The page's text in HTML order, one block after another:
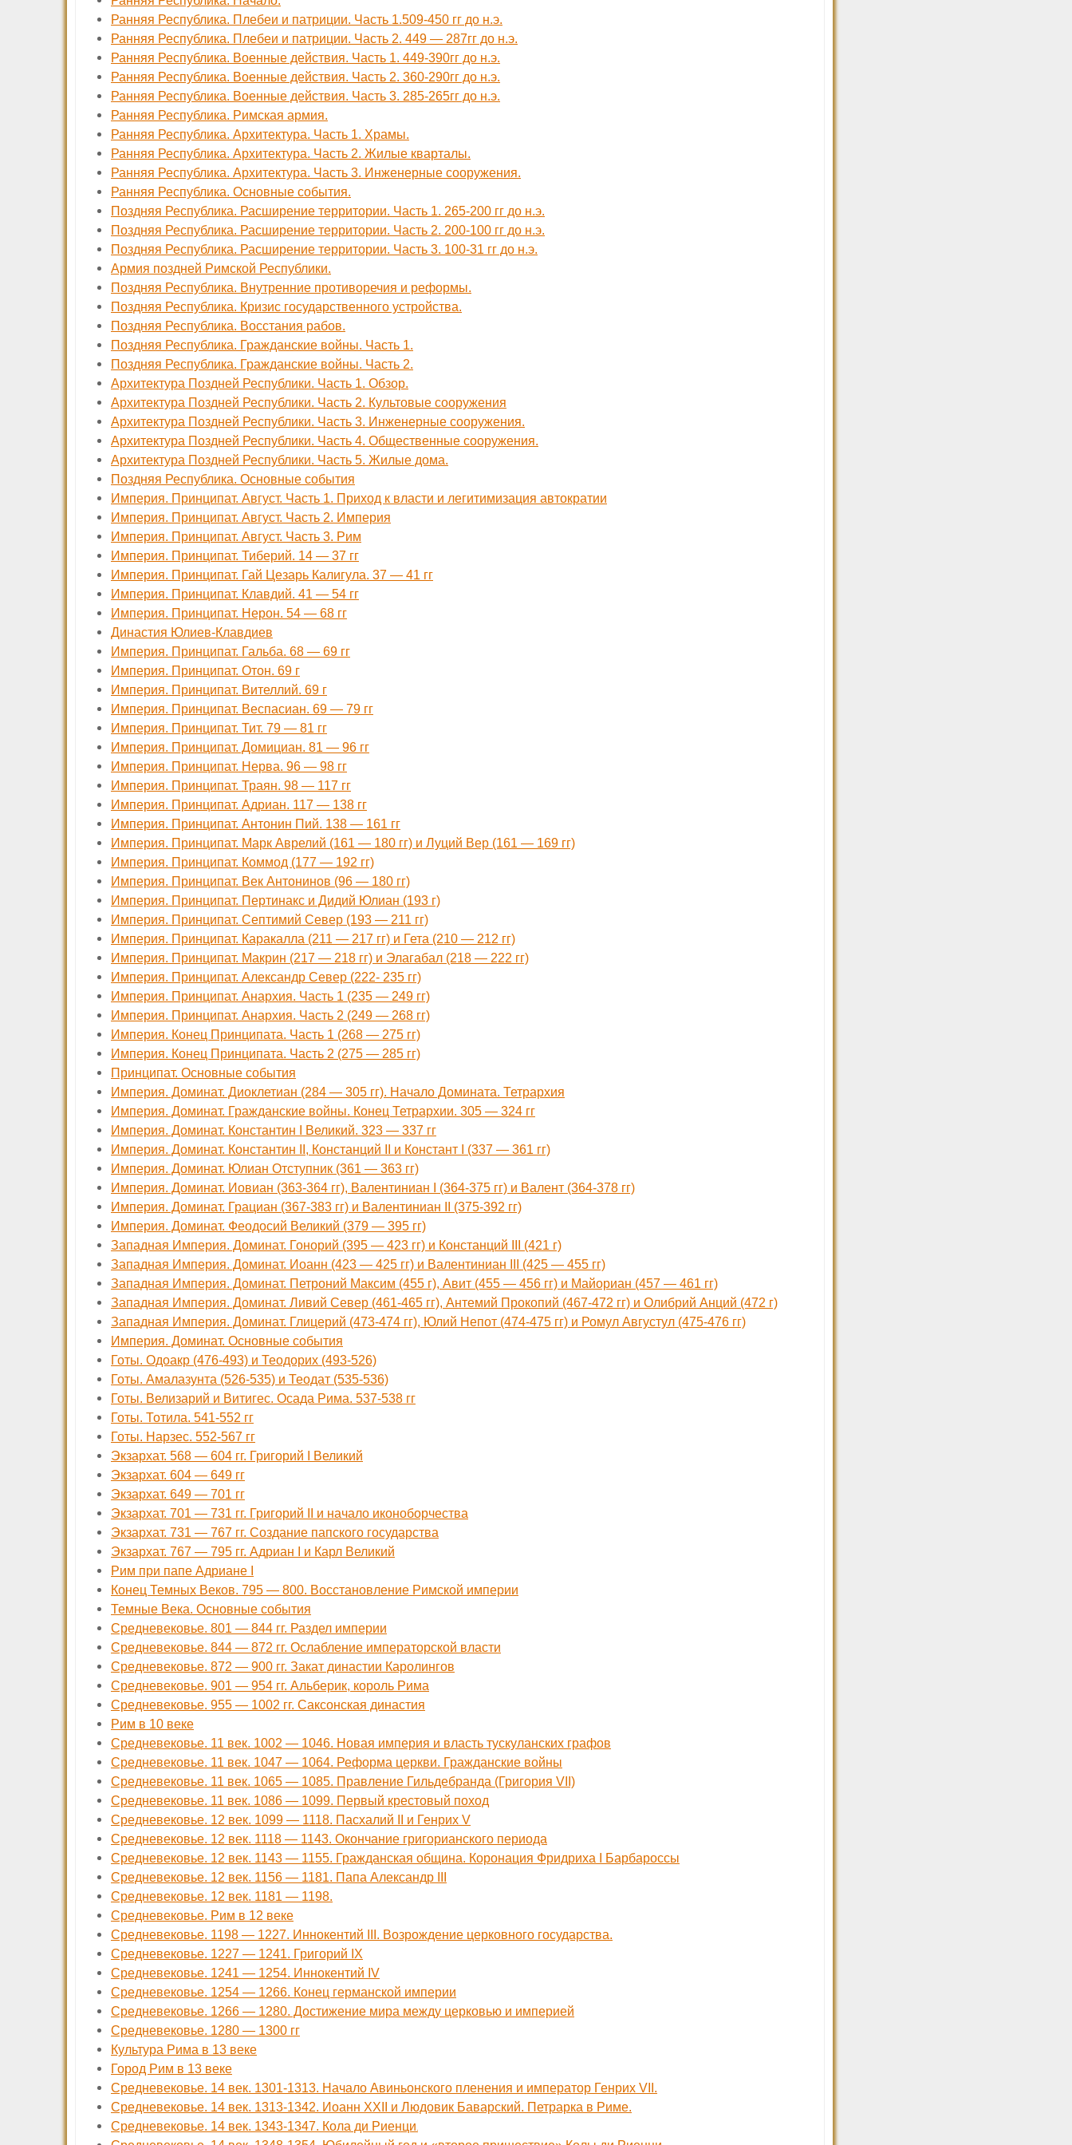
Ранняя Республика. Плебеи и патриции. Часть 1.509-450 гг до н.э.
Ранняя Республика. Плебеи и патриции. Часть 2. 449 — 287гг до н.э.
Ранняя Республика. Военные действия. Часть 1. 449-390гг до н.э.
Ранняя Республика. Военные действия. Часть 2. 360-290гг до н.э.
Ранняя Республика. Военные действия. Часть 3. 285-265гг до н.э.
Ранняя Республика. Римская армия.
Ранняя Республика. Архитектура. Часть 1. Храмы.
Ранняя Республика. Архитектура. Часть 2. Жилые кварталы.
Ранняя Республика. Архитектура. Часть 3. Инженерные сооружения.
Ранняя Республика. Основные события.
Поздняя Республика. Расширение территории. Часть 1. 265-200 гг до н.э.
Поздняя Республика. Расширение территории. Часть 2. 200-100 гг до н.э.
Поздняя Республика. Расширение территории. Часть 3. 100-31 гг до н.э.
Армия поздней Римской Республики.
Поздняя Республика. Внутренние противоречия и реформы.
Поздняя Республика. Кризис государственного устройства.
Поздняя Республика. Восстания рабов.
Поздняя Республика. Гражданские войны. Часть 1.
Поздняя Республика. Гражданские войны. Часть 2.
Архитектура Поздней Республики. Часть 1. Обзор.
Архитектура Поздней Республики. Часть 2. Культовые сооружения
Архитектура Поздней Республики. Часть 3. Инженерные сооружения.
Архитектура Поздней Республики. Часть 4. Общественные сооружения.
Архитектура Поздней Республики. Часть 5. Жилые дома.
Поздняя Республика. Основные события
Империя. Принципат. Август. Часть 1. Приход к власти и легитимизация автократии
Империя. Принципат. Август. Часть 2. Империя
Империя. Принципат. Август. Часть 3. Рим
Империя. Принципат. Тиберий. 14 — 37 гг
Империя. Принципат. Гай Цезарь Калигула. 37 — 41 гг
Империя. Принципат. Клавдий. 41 — 54 гг
Империя. Принципат. Нерон. 54 — 68 гг
Династия Юлиев-Клавдиев
Империя. Принципат. Гальба. 68 — 69 гг
Империя. Принципат. Отон. 69 г
Империя. Принципат. Вителлий. 69 г
Империя. Принципат. Веспасиан. 69 — 79 гг
Империя. Принципат. Тит. 79 — 81 гг
Империя. Принципат. Домициан. 81 — 96 гг
Империя. Принципат. Нерва. 96 — 98 гг
Империя. Принципат. Траян. 98 — 117 гг
Империя. Принципат. Адриан. 117 — 138 гг
Империя. Принципат. Антонин Пий. 138 — 161 гг
Империя. Принципат. Марк Аврелий (161 — 180 гг) и Луций Вер (161 — 169 гг)
Империя. Принципат. Коммод (177 — 192 гг)
Империя. Принципат. Век Антонинов (96 — 180 гг)
Империя. Принципат. Пертинакс и Дидий Юлиан (193 г)
Империя. Принципат. Септимий Север (193 — 211 гг)
Империя. Принципат. Каракалла (211 — 217 гг) и Гета (210 — 212 гг)
Империя. Принципат. Макрин (217 — 218 гг) и Элагабал (218 — 222 гг)
Империя. Принципат. Александр Север (222- 235 гг)
Империя. Принципат. Анархия. Часть 1 (235 — 249 гг)
Империя. Принципат. Анархия. Часть 2 (249 — 268 гг)
Империя. Конец Принципата. Часть 1 (268 — 275 гг)
Империя. Конец Принципата. Часть 2 (275 — 285 гг)
Принципат. Основные события
Империя. Доминат. Диоклетиан (284 — 305 гг). Начало Домината. Тетрархия
Империя. Доминат. Гражданские войны. Конец Тетрархии. 305 — 324 гг
Империя. Доминат. Константин I Великий. 323 — 337 гг
Империя. Доминат. Константин II, Констанций II и Констант I (337 — 361 гг)
Империя. Доминат. Юлиан Отступник (361 — 363 гг)
Империя. Доминат. Иовиан (363-364 гг), Валентиниан I (364-375 гг) и Валент (364-378 гг)
Империя. Доминат. Грациан (367-383 гг) и Валентиниан II (375-392 гг)
Империя. Доминат. Феодосий Великий (379 — 395 гг)
Западная Империя. Доминат. Гонорий (395 — 423 гг) и Констанций III (421 г)
Западная Империя. Доминат. Иоанн (423 — 425 гг) и Валентиниан III (425 — 455 гг)
Западная Империя. Доминат. Петроний Максим (455 г), Авит (455 — 456 гг) и Майориан (457 — 461 гг)
Западная Империя. Доминат. Ливий Север (461-465 гг), Антемий Прокопий (467-472 гг) и Олибрий Анций (472 г)
Западная Империя. Доминат. Глицерий (473-474 гг), Юлий Непот (474-475 гг) и Ромул Августул (475-476 гг)
Империя. Доминат. Основные события
Готы. Одоакр (476-493) и Теодорих (493-526)
Готы. Амалазунта (526-535) и Теодат (535-536)
Готы. Велизарий и Витигес. Осада Рима. 537-538 гг
Готы. Тотила. 541-552 гг
Готы. Нарзес. 552-567 гг
Экзархат. 568 — 604 гг. Григорий I Великий
Экзархат. 604 — 649 гг
Экзархат. 649 — 701 гг
Экзархат. 701 — 731 гг. Григорий II и начало иконоборчества
Экзархат. 731 — 767 гг. Создание папского государства
Экзархат. 767 — 795 гг. Адриан I и Карл Великий
Рим при папе Адриане I
Конец Темных Веков. 795 — 800. Восстановление Римской империи
Темные Века. Основные события
Средневековье. 801 — 844 гг. Раздел империи
Средневековье. 844 — 872 гг. Ослабление императорской власти
Средневековье. 872 — 900 гг. Закат династии Каролингов
Средневековье. 901 — 954 гг. Альберик, король Рима
Средневековье. 955 — 1002 гг. Саксонская династия
Рим в 10 веке
Средневековье. 11 век. 1002 — 1046. Новая империя и власть тускуланских графов
Средневековье. 11 век. 1047 — 1064. Реформа церкви. Гражданские войны
Средневековье. 11 век. 1065 — 1085. Правление Гильдебранда (Григория VII)
Средневековье. 11 век. 1086 — 1099. Первый крестовый поход
Средневековье. 12 век. 1099 — 1118. Пасхалий II и Генрих V
Средневековье. 12 век. 1118 — 1143. Окончание григорианского периода
Средневековье. 12 век. 1143 — 1155. Гражданская община. Коронация Фридриха I Барбароссы
Средневековье. 12 век. 1156 — 1181. Папа Александр III
Средневековье. 12 век. 1181 — 1198.
Средневековье. Рим в 12 веке
Средневековье. 1198 — 1227. Иннокентий III. Возрождение церковного государства.
Средневековье. 1227 — 1241. Григорий IX
Средневековье. 1241 — 1254. Иннокентий IV
Средневековье. 1254 — 1266. Конец германской империи
Средневековье. 1266 — 1280. Достижение мира между церковью и империей
Средневековье. 1280 — 1300 гг
Культура Рима в 13 веке
Город Рим в 13 веке
Средневековье. 14 век. 1301-1313. Начало Авиньонского пленения и император Генрих VII.
Средневековье. 14 век. 1313-1342. Иоанн XXII и Людовик Баварский. Петрарка в Риме.
Средневековье. 14 век. 1343-1347. Кола ди Риенци.